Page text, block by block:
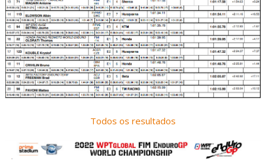
Todos os resultados